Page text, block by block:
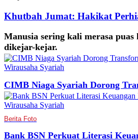
Khutbah Jumat: Hakikat
Manusia sering kali merasa
dikejar-kejar.
Wirausaha Syariah
CIMB Niaga Syariah Dorong
Wirausaha Syariah
Berita Foto
Bank BSN Perkuat Literasi